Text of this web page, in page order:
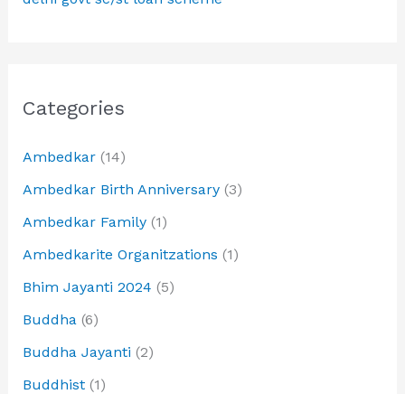
Categories
Ambedkar(14)
Ambedkar Birth Anniversary(3)
Ambedkar Family(1)
Ambedkarite Organitzations (1)
Bhim Jayanti 2024 (5)
Buddha (6)
Buddha Jayanti (2)
Buddhist(1)